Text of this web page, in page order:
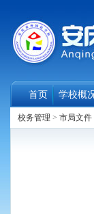
首页 学校概
校务管理 > 市局文件